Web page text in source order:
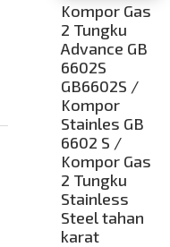
Kompor Gas
2 Tungku
Advance GB
6602S
GB6602S /
Kompor
Stainles GB
6602 S /
Kompor Gas
2 Tungku
Stainless
Steel tahan
karat